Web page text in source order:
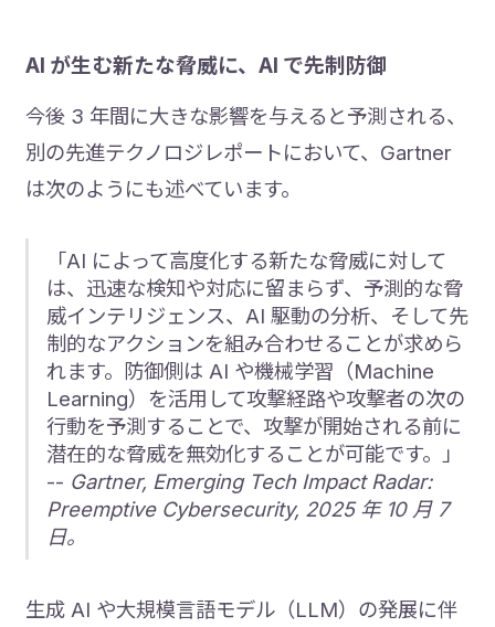
AI が生む新たな脅威に、AI で先制防御
今後 3 年間に大きな影響を与えると予測される、
別の先進テクノロジレポートにおいて、Gartner
は次のようにも述べています。
「AI によって高度化する新たな脅威に対して
は、迅速な検知や対応に留まらず、予測的な脅
威インテリジェンス、AI 駆動の分析、そして先
制的なアクションを組み合わせることが求めら
れます。防御側は AI や機械学習（Machine
Learning）を活用して攻撃経路や攻撃者の次の
行動を予測することで、攻撃が開始される前に
潜在的な脅威を無効化することが可能です。」
-- Gartner, Emerging Tech Impact Radar:
Preemptive Cybersecurity, 2025 年 10 月 7
日。
生成 AI や大規模言語モデル（LLM）の発展に伴